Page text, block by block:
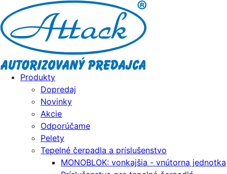
Produkty
Dopredaj
Novinky
Akcie
Odporúčame
Pelety
Tepelné čerpadla a príslušenstvo
MONOBLOK: vonkajšia - vnútorna jednotka